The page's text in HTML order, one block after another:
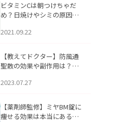
ビタミンCは朝つけちゃだ
め？日焼けやシミの原因に
2021.09.22
【教えてドクター】防風通
聖散の効果や副作用は？長
2023.07.27
【薬剤師監修】ミヤBM錠に
痩せる効果は本当にある